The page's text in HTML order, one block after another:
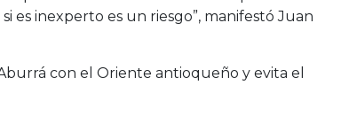
es inexperto es un riesgo”, manifestó Juan
con el Oriente antioqueño y evita el